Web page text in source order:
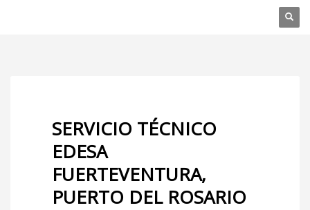
SERVICIO TÉCNICO
EDESA
FUERTEVENTURA,
PUERTO DEL ROSARIO